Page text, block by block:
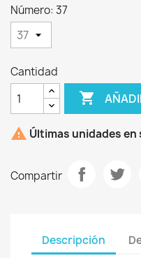
Número: 37
Cantidad

 Últimas unidades
Compartir
Descripción
Crear lista de